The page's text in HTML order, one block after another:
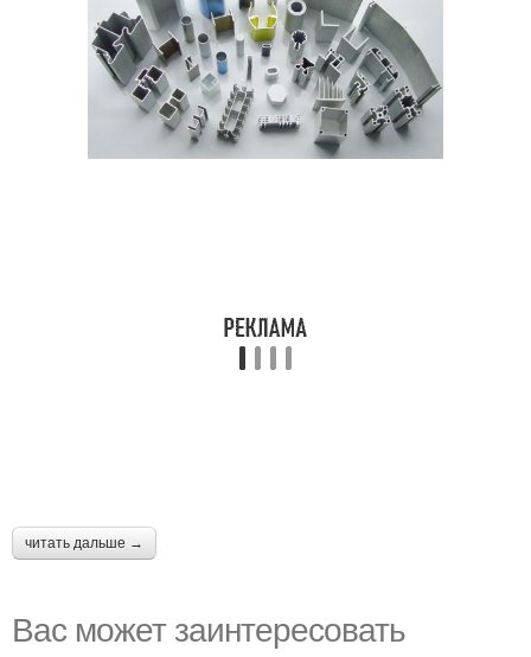
читать дальше →
Вас может заинтересовать